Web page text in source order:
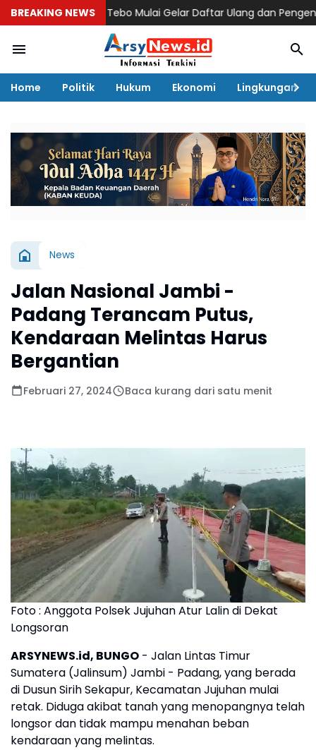
BREAKING NEWS
SNT Tebo Mulai Gelar Daftar Ulang dan Pengenalan
Home Politik Hukum Ekonomi Lingkungan
News
Jalan Nasional Jambi -
Padang Terancam Putus,
Kendaraan Melintas Harus
Bergantian
Februari 27, 2024 Baca kurang dari satu menit
Foto : Anggota Polsek Jujuhan Atur Lalin di Dekat
Longsoran
ARSYNEWS.id, BUNGO - Jalan Lintas Timur
Sumatera (Jalinsum) Jambi - Padang, yang berada
di Dusun Sirih Sekapur, Kecamatan Jujuhan mulai
retak. Diduga akibat tanah yang menopangnya telah
longsor dan tidak mampu menahan beban
kendaraan yang melintas.